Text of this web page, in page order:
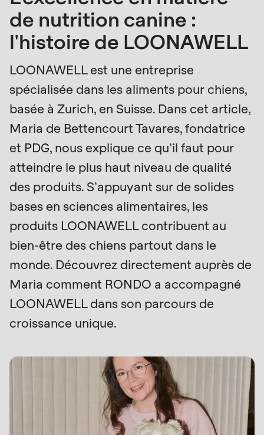
Etats-Unis · FR
Events
Newsletter
is
deprecated
in
>Drupal\rondo_contact\
{closure}
()
(line
592
modules/custom/rondo_contact/src/
Deprecated
function :
mb_substr():
null
to
parameter
#1
of
de nutrition canine :
l'histoire de LOONAWELL
LOONAWELL est une entreprise
spécialisée dans les aliments pour chiens,
basée à Zurich, en Suisse. Dans cet article,
Maria de Bettencourt Tavares, fondatrice
et PDG, nous explique ce qu’il faut pour
atteindre le plus haut niveau de qualité
des produits. S’appuyant sur de solides
bases en sciences alimentaires, les
produits LOONAWELL contribuent au
bien-être des chiens partout dans le
monde. Découvrez directement auprès de
Maria comment RONDO a accompagné
LOONAWELL dans son parcours de
croissance unique.
Profil